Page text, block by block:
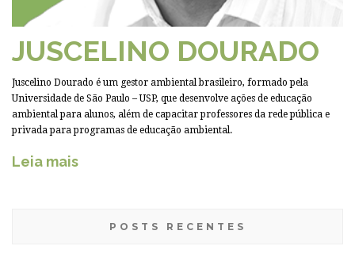
JUSCELINO DOURADO
Juscelino Dourado é um gestor ambiental brasileiro, formado pela
Universidade de São Paulo – USP, que desenvolve ações de educação
ambiental para alunos, além de capacitar professores da rede pública e
privada para programas de educação ambiental.
Leia mais
POSTS RECENTES